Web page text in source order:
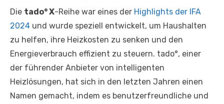
Die tado° X-Reihe war eines der Highlights der IFA
2024 und wurde speziell entwickelt, um Haushalten
zu helfen, ihre Heizkosten zu senken und den
Energieverbrauch effizient zu steuern. tado°, einer
der führender Anbieter von intelligenten
Heizlösungen, hat sich in den letzten Jahren einen
Namen gemacht, indem es benutzerfreundliche und